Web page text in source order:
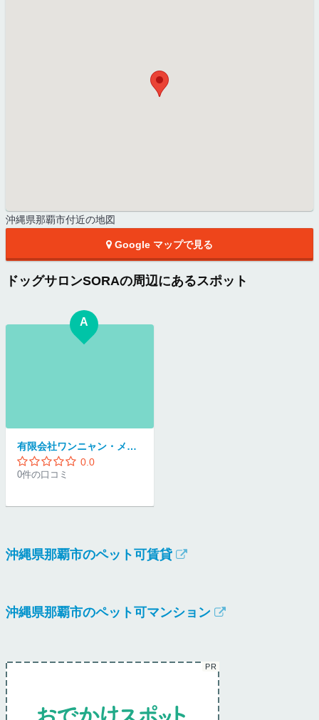
沖縄県那覇市付近の地図
Google マップで見る
ドッグサロンSORAの周辺にあるスポット
A
有限会社ワンニャン・メモリアル
0.0
0件の口コミ
沖縄県那覇市のペット可賃貸
沖縄県那覇市のペット可マンション